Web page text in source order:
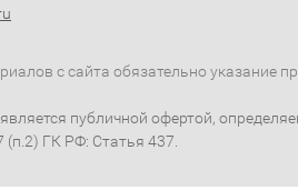
с сайта обязательно указание
публичной офертой,
ГК РФ: Статья 437.